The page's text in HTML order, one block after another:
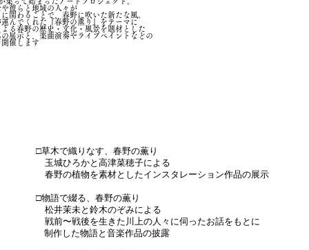
彼らと地域の人々が
に関わることで、春野に吹いた新たな風。
んでくれた『春野の薫り』をテーマに
る春野の歴史・文化・風景を題材とし
た
展示と、 楽曲演奏やライブペイントなどの
催します
□草木で織りなす、春野の薫り
玉城ひろかと高津菜穂子による
春野の植物を素材としたインスタレーション作品の展示
□物語で綴る、春野の薫り
松井茉未と鈴木のぞみによる
戦前〜戦後を生きた川上の人々に伺ったお話をもとに
制作した物語と音楽作品の披露